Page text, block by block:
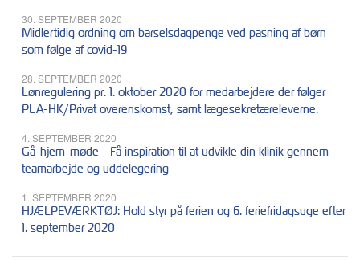
30. SEPTEMBER 2020
Midlertidig ordning om barselsdagpenge ved pasning af børn
som følge af covid-19
28. SEPTEMBER 2020
Lønregulering pr. 1. oktober 2020 for medarbejdere der følger
PLA-HK/Privat overenskomst, samt lægesekretæreleverne.
4. SEPTEMBER 2020
Gå-hjem-møde - Få inspiration til at udvikle din klinik gennem
teamarbejde og uddelegering
1. SEPTEMBER 2020
HJÆLPEVÆRKTØJ: Hold styr på ferien og 6. feriefridagsuge efter
1. september 2020